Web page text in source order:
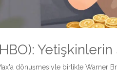
dönüşmesiyle birlikte Warner